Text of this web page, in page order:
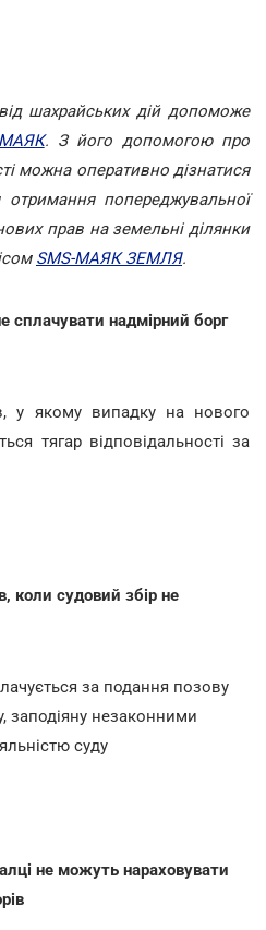
шахрайських дій допоможе
МАЯК. З його допомогою про
можна оперативно дізнатися
попереджувальної
прав на земельні ділянки
SMS-МАЯК ЗЕМЛЯ.
сплачувати надмірний борг
у якому випадку на нового
тягар відповідальності за
коли судовий збір не
за подання позову
заподіяну незаконними
суду
не можуть нараховувати